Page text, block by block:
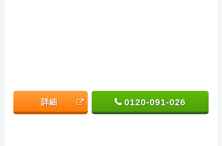
詳細 0120-091-026